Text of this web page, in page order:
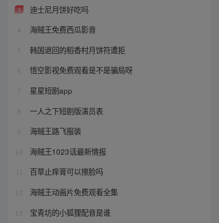
3 迪士尼月饼好吃吗
4 海贼王免费西瓜影音
5 韩国退回的稻香村月饼符遭拒
6 悟空影视免费观看是不是骗局呀
7 星星短剧app
8 一人之下短剧版演员表
9 海贼王路飞服装
10 海贼王1023话最新情报
百草止痒膏可以擦脸吗
12 海贼王动画片免费观看全集
13 宝青坊的小狐狸配音是谁